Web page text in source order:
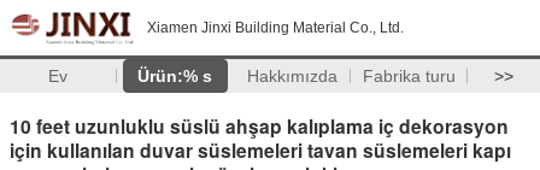
Xiamen Jinxi Building Material Co., Ltd.
Ev Ürün:% s Hakkımızda Fabrika turu >>
10 feet uzunluklu süslü ahşap kalıplama iç dekorasyon
için kullanılan duvar süslemeleri tavan süslemeleri kapı